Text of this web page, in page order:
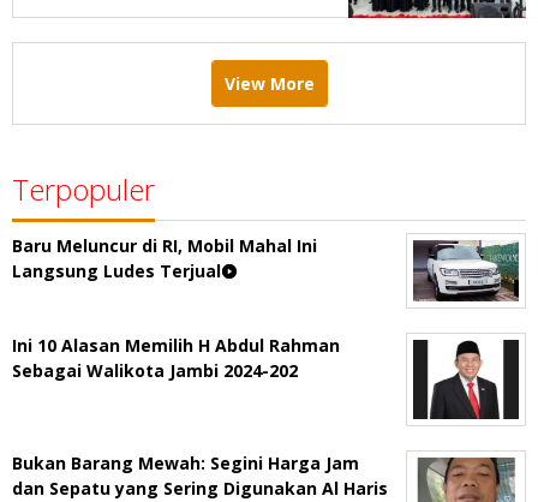
View More
Terpopuler
Baru Meluncur di RI, Mobil Mahal Ini
Langsung Ludes Terjual
Ini 10 Alasan Memilih H Abdul Rahman
Sebagai Walikota Jambi 2024-202
Bukan Barang Mewah: Segini Harga Jam
dan Sepatu yang Sering Digunakan Al Haris